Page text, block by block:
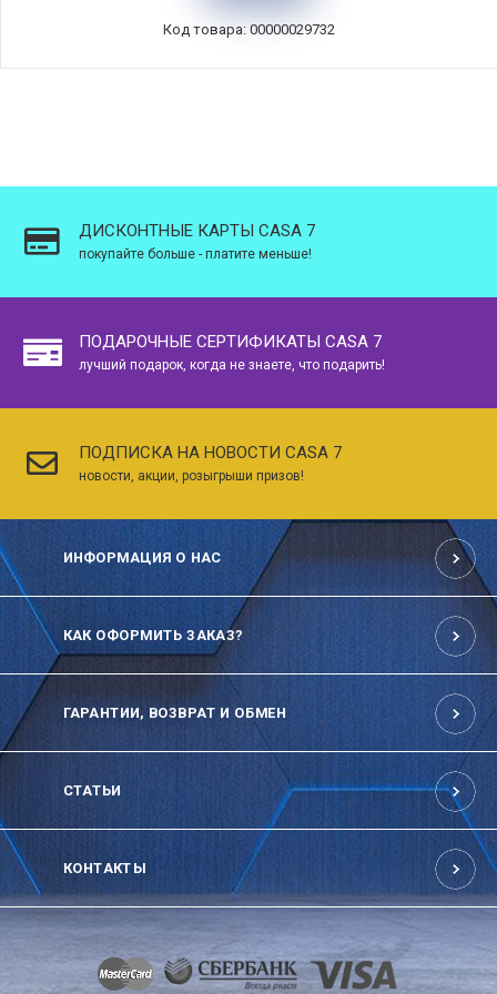
Код товара: 00000029732
ДИСКОНТНЫЕ КАРТЫ CASA 7
покупайте больше - платите меньше!
ПОДАРОЧНЫЕ СЕРТИФИКАТЫ CASA 7
лучший подарок, когда не знаете, что подарить!
ПОДПИСКА НА НОВОСТИ CASA 7
новости, акции, розыгрыши призов!
ИНФОРМАЦИЯ О НАС
КАК ОФОРМИТЬ ЗАКАЗ?
ГАРАНТИИ, ВОЗВРАТ И ОБМЕН
СТАТЬИ
КОНТАКТЫ